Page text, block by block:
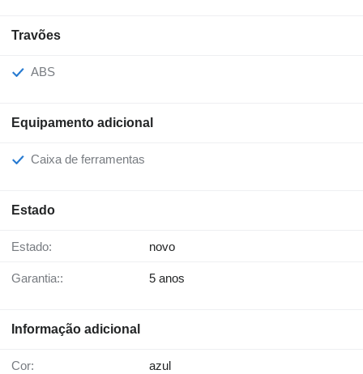
Travões
ABS
Equipamento adicional
Caixa de ferramentas
Estado
Estado: novo
Garantia:: 5 anos
Informação adicional
Cor: azul